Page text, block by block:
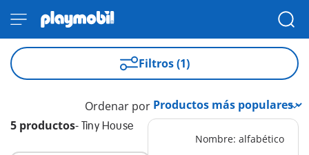
Filtros (1)
5 productos- Tiny House
Ordenar por
Nombre: alfabético